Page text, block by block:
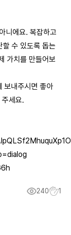
니에요. 복잡하고
할 수 있도록 돕는
가치를 만들어보
보내주시면 좋아
세요.
240 1